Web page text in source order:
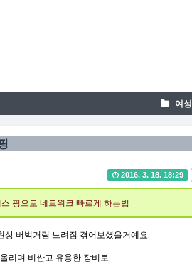
여성
2016. 3. 18. 18:29
핑으로 네트위크 빠르게 하는법
상 버벅거림 느려짐 겪어보셨을거예요.
리며 비싼고 유용한 장비로